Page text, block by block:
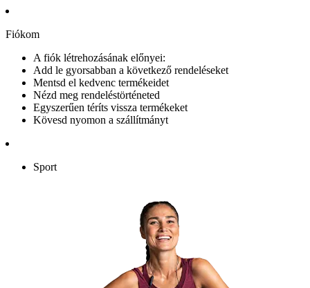
Fiókom
A fiók létrehozásának előnyei:
Add le gyorsabban a következő rendeléseket
Mentsd el kedvenc termékeidet
Nézd meg rendeléstörténeted
Egyszerűen téríts vissza termékeket
Kövesd nyomon a szállítmányt
Sport